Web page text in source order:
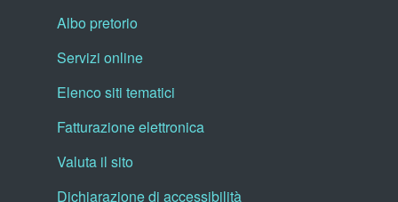
Albo pretorio
Servizi online
Elenco siti tematici
Fatturazione elettronica
Valuta il sito
Dichiarazione di accessibilità